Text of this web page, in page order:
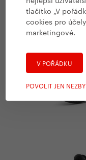
tlačítko „V
cookies pro
marketingové.
V POŘÁDKU
POVOLIT JEN